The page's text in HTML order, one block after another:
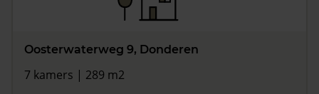
Oosterwaterweg 9, Donderen
7 kamers | 289 m2